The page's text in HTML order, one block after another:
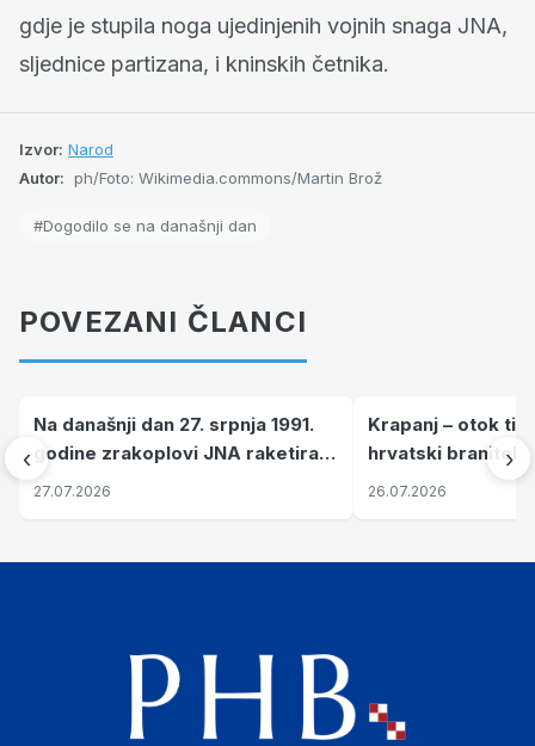
gdje je stupila noga ujedinjenih vojnih snaga JNA,
sljednice partizana, i kninskih četnika.
Izvor: Narod
Autor: ph/Foto: Wikimedia.commons/Martin Brož
#Dogodilo se na današnji dan
POVEZANI ČLANCI
‹
Na današnji dan 27. srpnja 1991.
godine zrakoplovi JNA raketirali
su vojarnu i obučni centar "Nikola
27.07.2026
Krapanj – otok
hrvatski branitelji
pronalaze mir
26.07.2026
›